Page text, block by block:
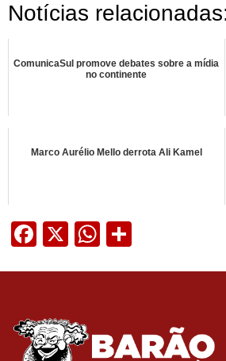
Notícias
ComunicaSul promove debates sobre a mídia
no continente
Marco Aurélio Mello derrota Ali Kamel
Facebook
X WhatsApp